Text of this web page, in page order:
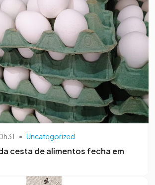
• Uncategorized
cesta de alimentos fecha em